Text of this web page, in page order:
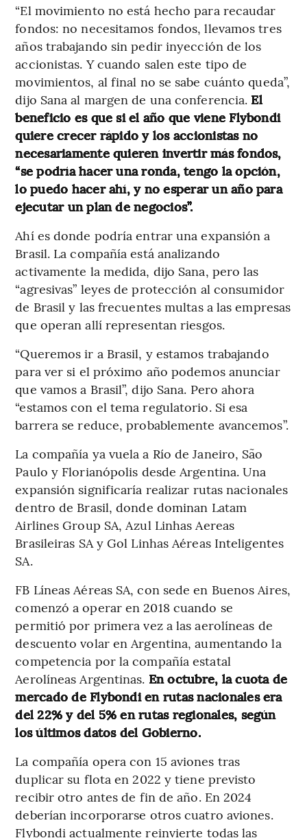
“El movimiento no está hecho para recaudar
fondos: no necesitamos fondos, llevamos tres
años trabajando sin pedir inyección de los
accionistas. Y cuando salen este tipo de
movimientos, al final no se sabe cuánto queda”,
dijo Sana al margen de una conferencia. El
beneficio es que si el año que viene Flybondi
quiere crecer rápido y los accionistas no
necesariamente quieren invertir más fondos,
“se podría hacer una ronda, tengo la opción,
lo puedo hacer ahí, y no esperar un año para
ejecutar un plan de negocios”.
Ahí es donde podría entrar una expansión a
Brasil. La compañía está analizando
activamente la medida, dijo Sana, pero las
“agresivas” leyes de protección al consumidor
de Brasil y las frecuentes multas a las empresas
que operan allí representan riesgos.
“Queremos ir a Brasil, y estamos trabajando
para ver si el próximo año podemos anunciar
que vamos a Brasil”, dijo Sana. Pero ahora
“estamos con el tema regulatorio. Si esa
barrera se reduce, probablemente avancemos”.
La compañía ya vuela a Río de Janeiro, São
Paulo y Florianópolis desde Argentina. Una
expansión significaría realizar rutas nacionales
dentro de Brasil, donde dominan Latam
Airlines Group SA, Azul Linhas Aereas
Brasileiras SA y Gol Linhas Aéreas Inteligentes
SA.
FB Líneas Aéreas SA, con sede en Buenos Aires,
comenzó a operar en 2018 cuando se
permitió por primera vez a las aerolíneas de
descuento volar en Argentina, aumentando la
competencia por la compañía estatal
Aerolíneas Argentinas. En octubre, la cuota de
mercado de Flybondi en rutas nacionales era
del 22% y del 5% en rutas regionales, según
los últimos datos del Gobierno.
La compañía opera con 15 aviones tras
duplicar su flota en 2022 y tiene previsto
recibir otro antes de fin de año. En 2024
deberían incorporarse otros cuatro aviones.
Flybondi actualmente reinvierte todas las